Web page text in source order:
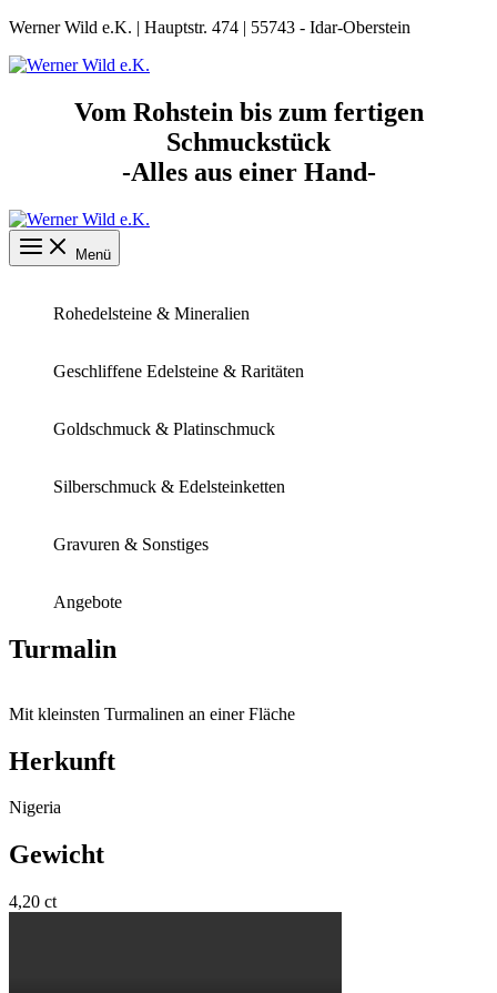
Zum
springen
Werner Wild e.K. | Hauptstr. 474 | 55743 - Idar-Oberstein
Vom Rohstein bis zum fertigen
Schmuckstück
-Alles aus einer Hand-
Menü
Rohedelsteine & Mineralien
Geschliffene Edelsteine & Raritäten
Goldschmuck & Platinschmuck
Silberschmuck & Edelsteinketten
Gravuren & Sonstiges
Angebote
Turmalin
Mit kleinsten Turmalinen an einer Fläche
Herkunft
Nigeria
Gewicht
4,20 ct